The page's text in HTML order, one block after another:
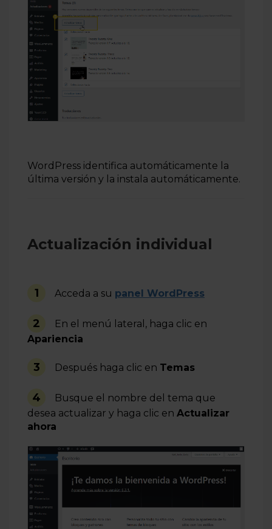
WordPress identifica automáticamente la
última versión y la instala automáticamente.
Actualización individual
1 Acceda a su panel WordPress
2
En el menú lateral, haga clic en
Apariencia
3 Después haga clic en Temas
4
Busque el nombre del tema que
desea actualizar y haga clic en Actualizar
ahora